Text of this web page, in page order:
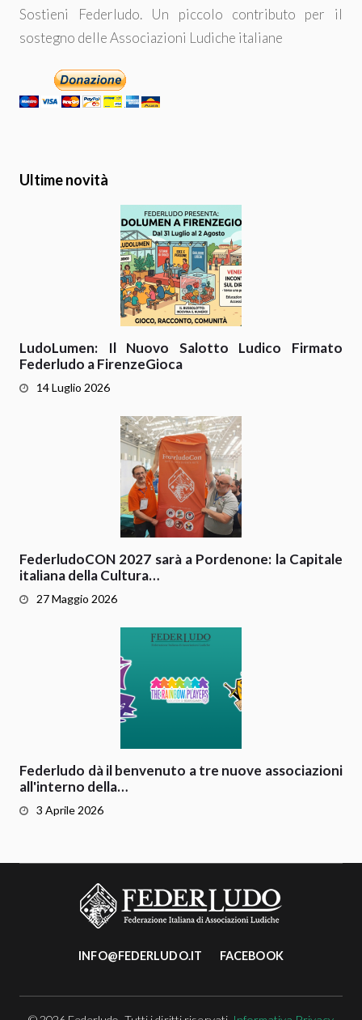
Sostieni Federludo. Un piccolo contributo per il
sostegno delle Associazioni Ludiche italiane
Ultime novità
14 Luglio 2026
LudoLumen: Il Nuovo Salotto Ludico Firmato
Federludo a FirenzeGioca
27 Maggio 2026
FederludoCON 2027 sarà a Pordenone: la Capitale
italiana della Cultura…
3 Aprile 2026
Federludo dà il benvenuto a tre nuove associazioni
all'interno della…
INFO@FEDERLUDO.IT FACEBOOK